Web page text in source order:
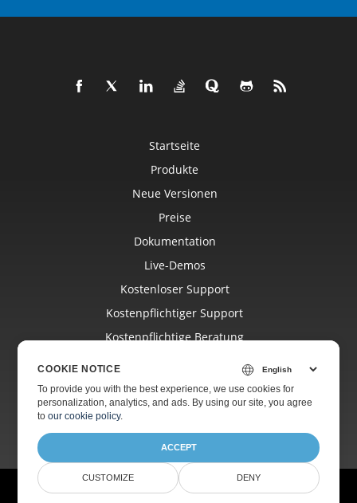
Startseite
Produkte
Neue Versionen
Preise
Dokumentation
Live-Demos
Kostenloser Support
Kostenpflichtiger Support
Kostenpflichtige Beratung
Websites
Über Uns
© Aspose Pty Ltd 2001-2026.
COOKIE NOTICE
To provide you with the best experience, we use cookies for
personalization, analytics, and ads. By using our site, you agree
toour cookie policy.
ACCEPT
CUSTOMIZE DENY